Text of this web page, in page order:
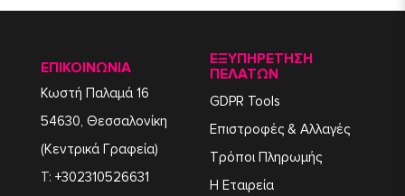
ΕΠΙΚΟΙΝΩΝΙΑ
Κωστή Παλαμά 16
54630, Θεσσαλονίκη
(Κεντρικά Γραφεία)
T: +302310526631
ΕΞΥΠΗΡΈΤΗΣΗ
ΠΕΛΑΤΏΝ
GDPR Tools
Επιστροφές & Αλλαγές
Τρόποι Πληρωμής
Η Εταιρεία